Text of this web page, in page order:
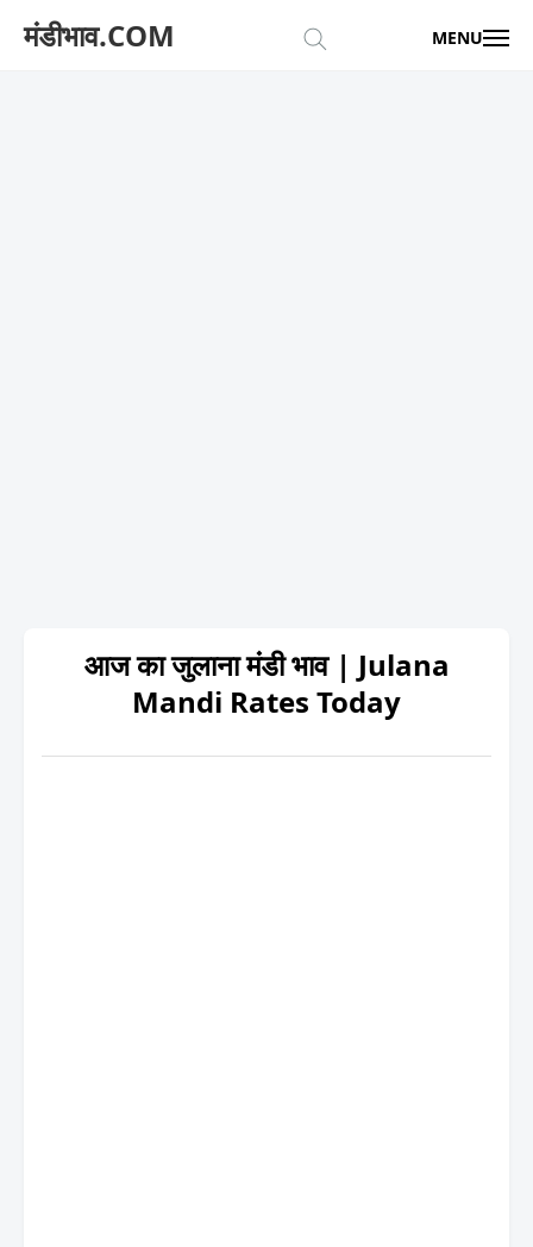
मंडीभाव.COM MENU
आज का जुलाना मंडी भाव | Julana
Mandi Rates Today